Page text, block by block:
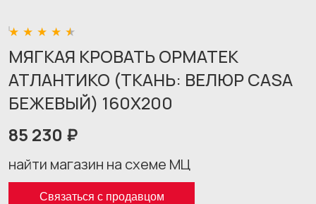
МЯГКАЯ КРОВАТЬ ОРМАТЕК
АТЛАНТИКО (ТКАНЬ: ВЕЛЮР CASA
БЕЖЕВЫЙ) 160X200
85 230 ₽
найти магазин на схеме МЦ
Связаться с продавцом